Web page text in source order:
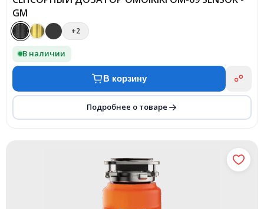
GM
+2
В наличии
В корзину
Подробнее о товаре